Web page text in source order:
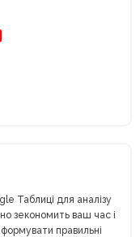
Таблиці для аналізу
зекономить ваш час і
правильні